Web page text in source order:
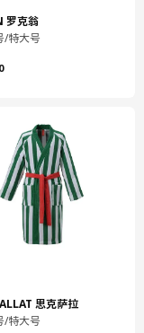
。
松的美好时光。我们
罗克翁
/特大号
思克萨拉
/特大号